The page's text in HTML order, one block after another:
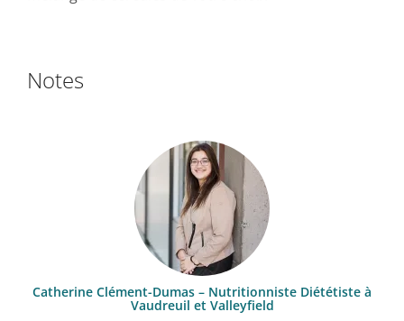
Notes
Catherine Clément-Dumas – Nutritionniste Diététiste à
Vaudreuil et Valleyfield